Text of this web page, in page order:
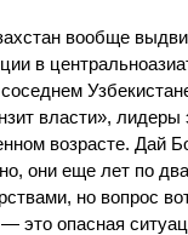
вообще
в
власти», лидеры
возрасте. Дай
они еще лет по
но вопрос
это опасная